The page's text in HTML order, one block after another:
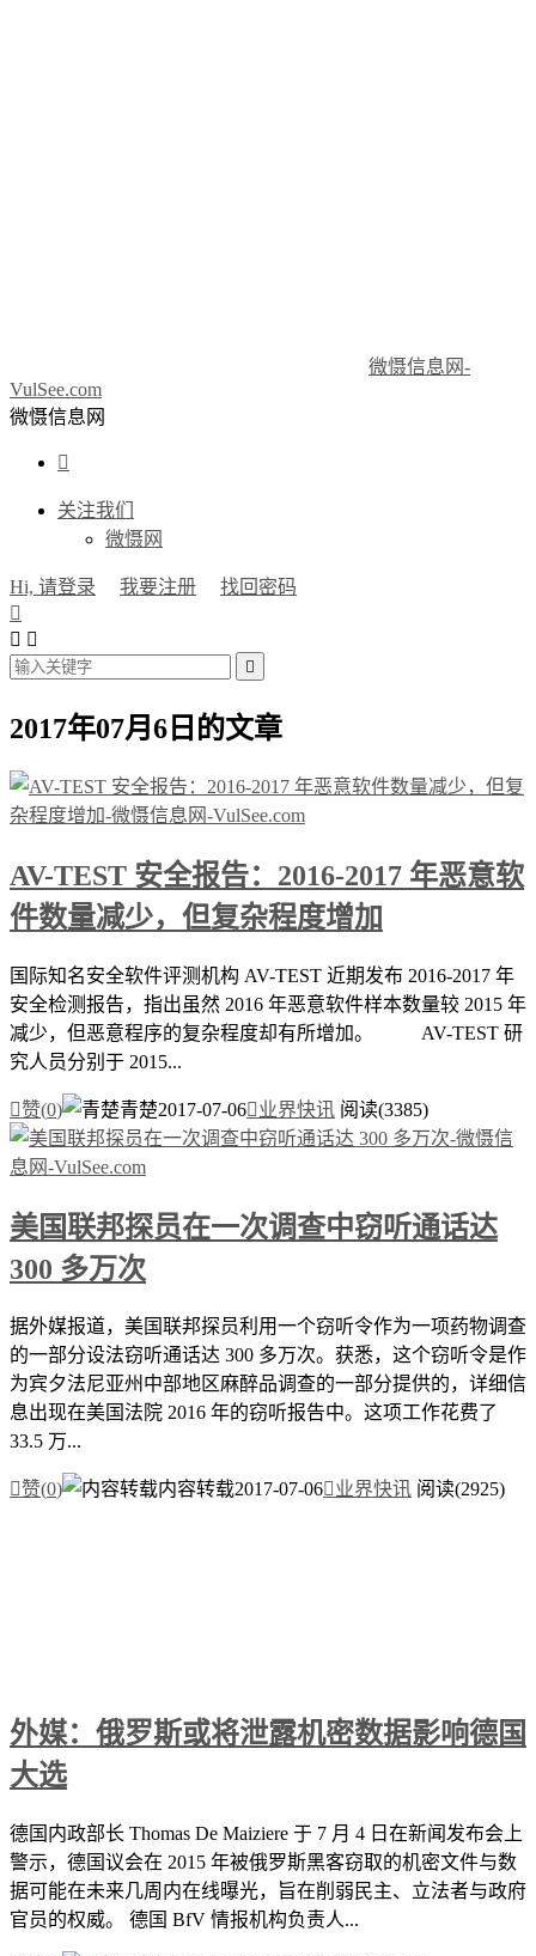
微慑信息网-
VulSee.com
微慑信息网

关注我们
微慑网
Hi, 请登录 我要注册
找回密码

 

2017年07月6日的文章
AV-TEST 安全报告：2016-2017 年恶意软
件数量减少，但复杂程度增加
国际知名安全软件评测机构 AV-TEST 近期发布 2016-2017 年
安全检测报告，指出虽然 2016 年恶意软件样本数量较 2015 年
减少，但恶意程序的复杂程度却有所增加。 AV-TEST 研
究人员分别于 2015...
赞(0) 青楚2017-07-06业界快讯 阅读(3385)
美国联邦探员在一次调查中窃听通话达
300 多万次
据外媒报道，美国联邦探员利用一个窃听令作为一项药物调查
的一部分设法窃听通话达 300 多万次。获悉，这个窃听令是作
为宾夕法尼亚州中部地区麻醉品调查的一部分提供的，详细信
息出现在美国法院 2016 年的窃听报告中。这项工作花费了
33.5 万...
赞(0) 内容转载2017-07-06业界快讯 阅读(2925)
外媒：俄罗斯或将泄露机密数据影响德国
大选
德国内政部长 Thomas De Maiziere 于 7 月 4 日在新闻发布会上
警示，德国议会在 2015 年被俄罗斯黑客窃取的机密文件与数
据可能在未来几周内在线曝光，旨在削弱民主、立法者与政府
官员的权威。 德国 BfV 情报机构负责人...